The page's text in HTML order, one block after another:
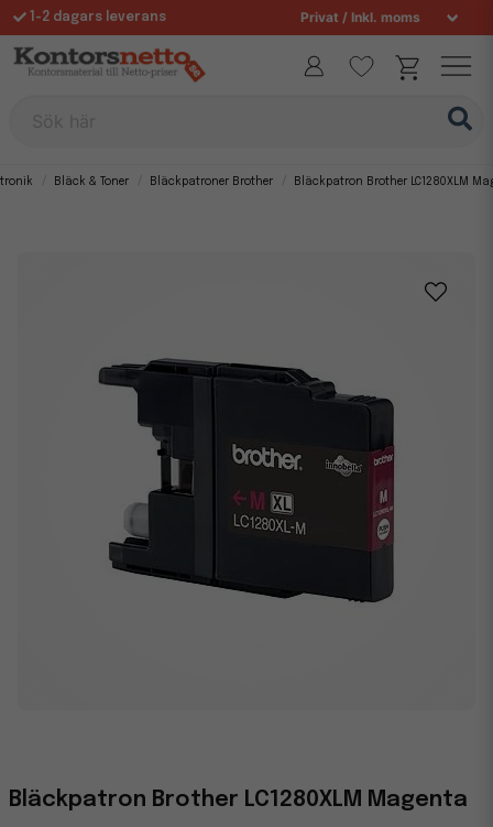
1-2 dagars leverans
Fri frakt över 995 kr
Bläck & Toner Bläckpatroner Brother Bläckpatron Brother LC1280XLM
Bläckpatron Brother LC1280XLM Magenta